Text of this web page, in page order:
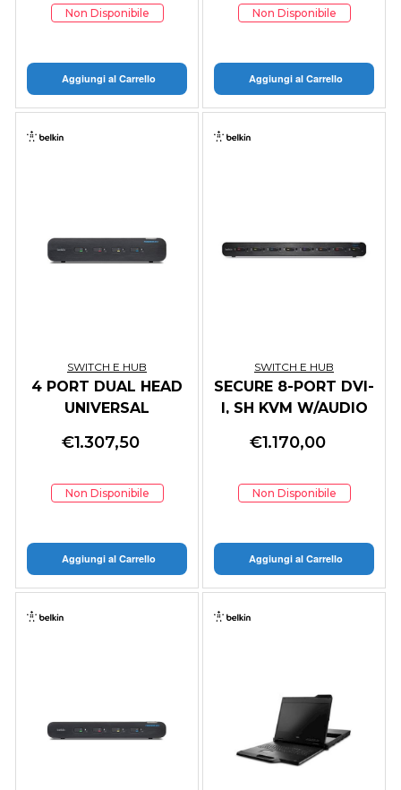
Non Disponibile
Aggiungi al Carrello
Non Disponibile
Aggiungi al Carrello
SWITCH E HUB
4 PORT DUAL HEAD
UNIVERSAL
€1.307,50
Non Disponibile
Aggiungi al Carrello
SWITCH E HUB
SECURE 8-PORT DVI-
I, SH KVM W/AUDIO
€1.170,00
Non Disponibile
Aggiungi al Carrello